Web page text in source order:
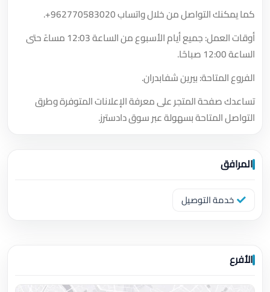
كما يمكنك التواصل من خلال واتساب+962770583020
.
أوقات العمل: جميع أيام الأسبوع من الساعة 12:03 مساءً حتى
الساعة 12:00 صباحًا.
الفروع المتاحة: بيرين شفابدران.
تساعدك صفحة المتجر على معرفة الإعلانات المتوفرة وطرق
التواصل المتاحة بسهولة عبر سوق دادسترز.
المرافق
خدمة التوصيل
الأفرع